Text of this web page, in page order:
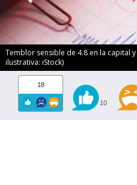
Temblor sensible de 4.8 en la capital
ilustrativa: iStock)
18
10